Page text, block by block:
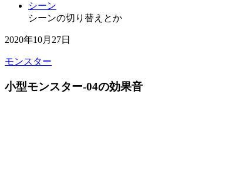
シーン
シーンの切り替えとか
2020年10月27日
モンスター
小型モンスター-04の効果音